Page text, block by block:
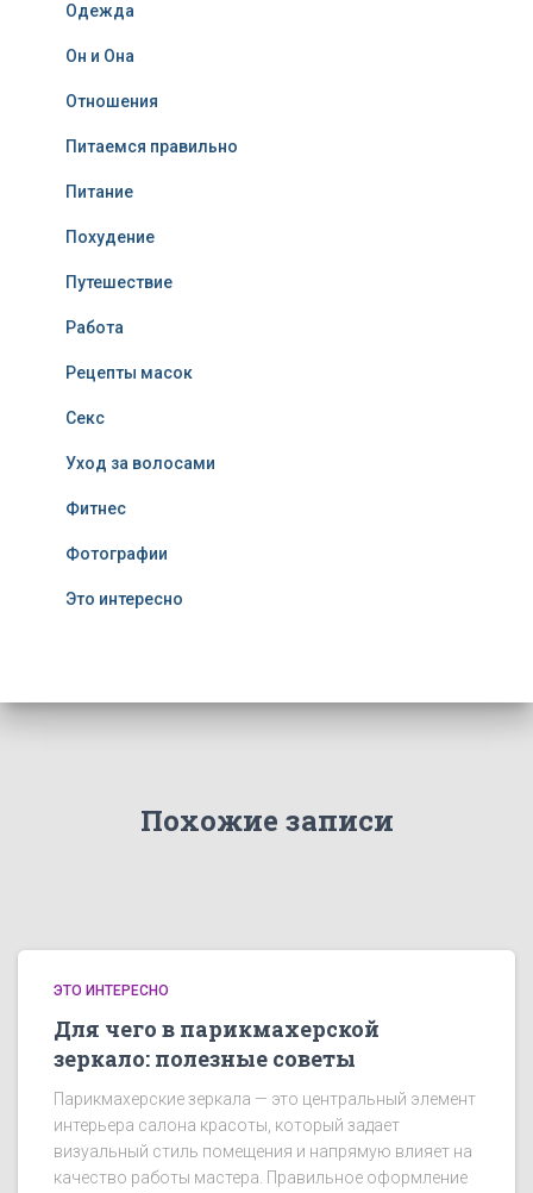
Одежда
Он и Она
Отношения
Питаемся правильно
Питание
Похудение
Путешествие
Работа
Рецепты масок
Секс
Уход за волосами
Фитнес
Фотографии
Это интересно
Похожие записи
ЭТО ИНТЕРЕСНО
Для чего в парикмахерской
зеркало: полезные советы
Парикмахерские зеркала — это центральный элемент
интерьера салона красоты, который задает
визуальный стиль помещения и напрямую влияет на
качество работы мастера. Правильное оформление